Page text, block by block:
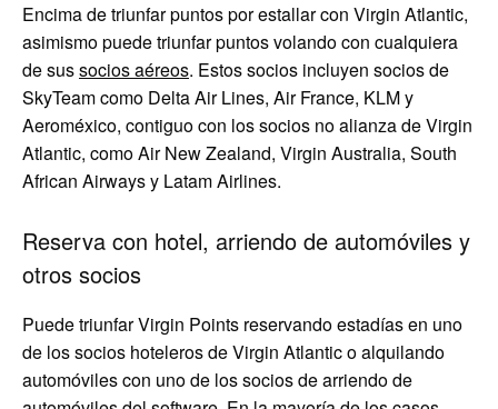
Encima de triunfar puntos por estallar con Virgin Atlantic,
asimismo puede triunfar puntos volando con cualquiera
de sussocios aéreos. Estos socios incluyen socios de
SkyTeam como Delta Air Lines, Air France, KLM y
Aeroméxico, contiguo con los socios no alianza de Virgin
Atlantic, como Air New Zealand, Virgin Australia, South
African Airways y Latam Airlines.
Reserva con hotel, arriendo de automóviles y
otros socios
Puede triunfar Virgin Points reservando estadías en uno
de los socios hoteleros de Virgin Atlantic o alquilando
automóviles con uno de los socios de arriendo de